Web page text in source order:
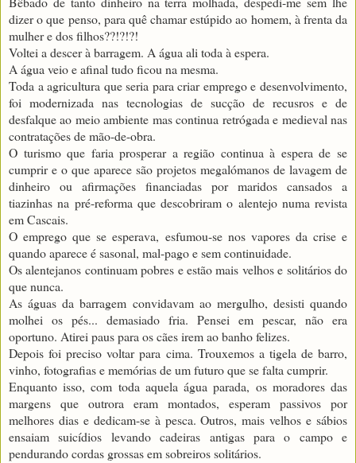
dizer o que penso, para quê chamar estúpido ao homem, à frenta da
mulher e dos filhos??!?!?!
Voltei a descer à barragem. A água ali toda à espera.
A água veio e afinal tudo ficou na mesma.
Toda a agricultura que seria para criar emprego e desenvolvimento,
foi modernizada nas tecnologias de sucção de recusros e de
desfalque ao meio ambiente mas continua retrógada e medieval nas
contratações de mão-de-obra.
O turismo que faria prosperar a região continua à espera de se
cumprir e o que aparece são projetos megalómanos de lavagem de
dinheiro ou afirmações financiadas por maridos cansados a
tiazinhas na pré-reforma que descobriram o alentejo numa revista
em Cascais.
O emprego que se esperava, esfumou-se nos vapores da crise e
quando aparece é sasonal, mal-pago e sem continuidade.
Os alentejanos continuam pobres e estão mais velhos e solitários do
que nunca.
As águas da barragem convidavam ao mergulho, desisti quando
molhei os pés... demasiado fria. Pensei em pescar, não era
oportuno. Atirei paus para os cães irem ao banho felizes.
Depois foi preciso voltar para cima. Trouxemos a tigela de barro,
vinho, fotografias e memórias de um futuro que se falta cumprir.
Enquanto isso, com toda aquela água parada, os moradores das
margens que outrora eram montados, esperam passivos por
melhores dias e dedicam-se à pesca. Outros, mais velhos e sábios
ensaiam suicídios levando cadeiras antigas para o campo e
pendurando cordas grossas em sobreiros solitários.